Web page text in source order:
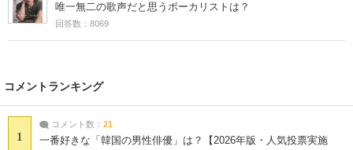
唯一無二の歌声だと思うボーカリストは？
回答数：8069
コメントランキング
1
コメント数： 21
一番好きな「韓国の男性俳優」は？【2026年版・人気投票実施